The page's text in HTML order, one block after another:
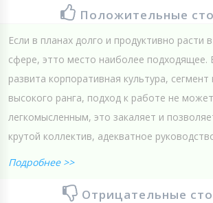
Положительные
Если в планах долго и продуктивно расти
сфере, этто место наиболее подходящее.
развита корпоративная культура, сегмент
высокого ранга, подход к работе не
легкомысленным, это закаляет и
крутой коллектив, адекватное
Подробнее >>
Отрицательные